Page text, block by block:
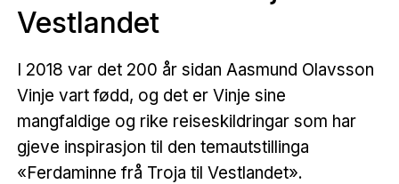
Vestlandet
I 2018 var det 200 år sidan Aasmund Olavsson
Vinje vart fødd, og det er Vinje sine
mangfaldige og rike reiseskildringar som har
gjeve inspirasjon til den temautstillinga
«Ferdaminne frå Troja til Vestlandet».